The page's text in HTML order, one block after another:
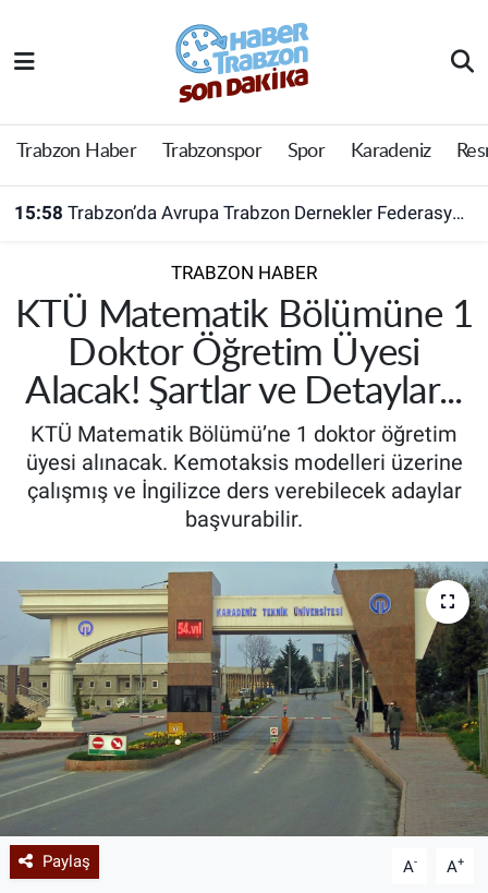
Trabzon Haber Trabzonspor Spor Karadeniz
15:58 Trabzon’da Avrupa Trabzon Dernekler Federasyonu açıldı
TRABZON HABER
KTÜ Matematik Bölümüne 1
Doktor Öğretim Üyesi
Alacak! Şartlar ve Detaylar...
KTÜ Matematik Bölümü’ne 1 doktor öğretim
üyesi alınacak. Kemotaksis modelleri üzerine
çalışmış ve İngilizce ders verebilecek adaylar
başvurabilir.
Paylaş A- A+
Trabzon Haber
Trabzonspor
Resmi Reklam
Yazarlar
Perde Arkası
Trabzon Nöbetçi Eczaneler
Trabzon Hava Durumu
Süper Lig Puan Durumu ve Fikstür
Tüm Manşetler
Son Dakika Haberleri
Haber Arşivi